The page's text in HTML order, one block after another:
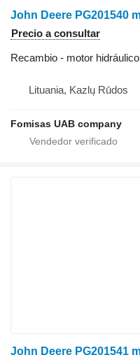
Precio a consultar
Recambio - motor hidráulico
Lituania, Kazlų Rūdos
Fomisas UAB company